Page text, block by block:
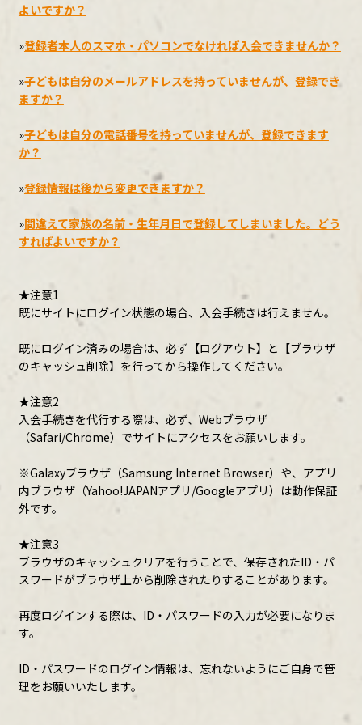
CONTENTS ARCHIVE
JOIN
LOGIN
よいですか？
»登録者本人のスマホ・パソコンでなければ入会できませんか？
»子どもは自分のメールアドレスを持っていませんが、登録でき
ますか？
»子どもは自分の電話番号を持っていませんが、登録できます
か？
»登録情報は後から変更できますか？
»間違えて家族の名前・生年月日で登録してしまいました。どう
すればよいですか？
★注意1
既にサイトにログイン状態の場合、入会手続きは行えません。
既にログイン済みの場合は、必ず【ログアウト】と【ブラウザ
のキャッシュ削除】を行ってから操作してください。
★注意2
入会手続きを代行する際は、必ず、Webブラウザ
（Safari/Chrome）でサイトにアクセスをお願いします。
※Galaxyブラウザ（Samsung Internet Browser）や、アプリ
内ブラウザ（Yahoo!JAPANアプリ/Googleアプリ）は動作保証
外です。
★注意3
ブラウザのキャッシュクリアを行うことで、保存されたID・パ
スワードがブラウザ上から削除されたりすることがあります。
再度ログインする際は、ID・パスワードの入力が必要になりま
す。
ID・パスワードのログイン情報は、忘れないようにご自身で管
理をお願いいたします。